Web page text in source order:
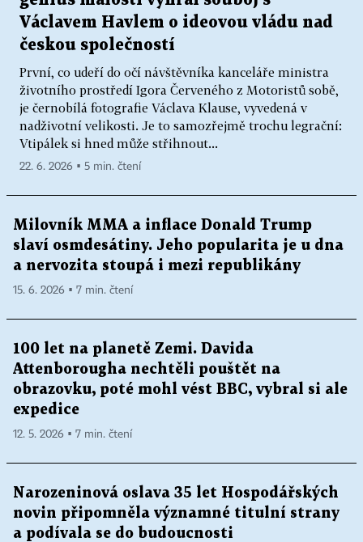
Václavem Havlem o ideovou vládu nad
českou společností
První, co udeří do očí návštěvníka kanceláře ministra
životního prostředí Igora Červeného z Motoristů sobě,
je černobílá fotografie Václava Klause, vyvedená v
nadživotní velikosti. Je to samozřejmě trochu legrační:
Vtipálek si hned může střihnout...
22. 6. 2026 ▪ 5 min. čtení
Milovník MMA a inflace Donald Trump
slaví osmdesátiny. Jeho popularita je u dna
a nervozita stoupá i mezi republikány
15. 6. 2026 ▪ 7 min. čtení
100 let na planetě Zemi. Davida
Attenborougha nechtěli pouštět na
obrazovku, poté mohl vést BBC, vybral si ale
expedice
12. 5. 2026 ▪ 7 min. čtení
Narozeninová oslava 35 let Hospodářských
novin připomněla významné titulní strany
a podívala se do budoucnosti